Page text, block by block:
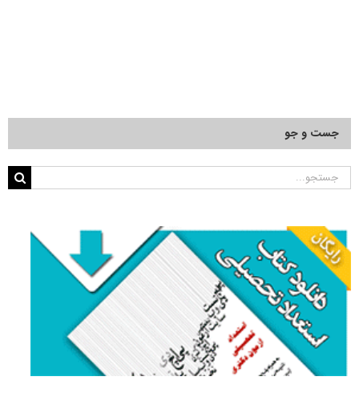
جست و جو
جستجو